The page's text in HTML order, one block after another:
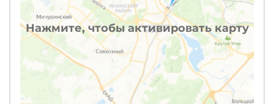
Нажмите, чтобы активировать карту